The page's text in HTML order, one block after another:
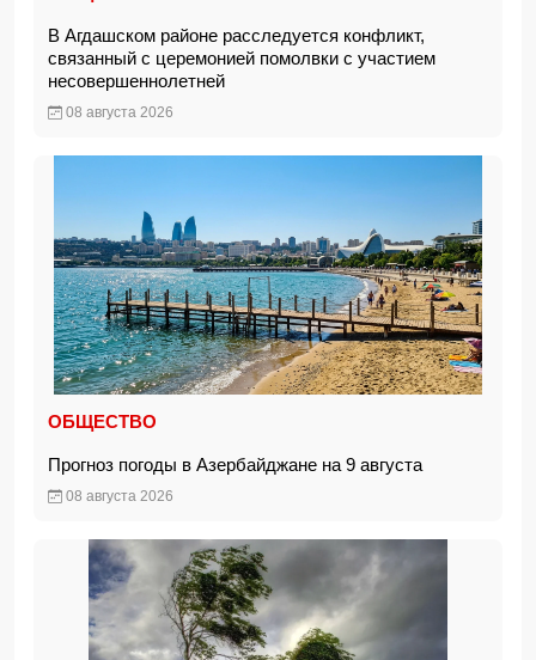
В Агдашском районе расследуется конфликт,
связанный с церемонией помолвки с участием
несовершеннолетней
08 августа 2026
ОБЩЕСТВО
Прогноз погоды в Азербайджане на 9 августа
08 августа 2026